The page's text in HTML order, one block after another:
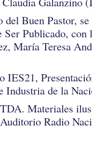
del Buen Pastor,
Publicado,
María Teresa
IES21,
Industria de la
Materiales
Radio